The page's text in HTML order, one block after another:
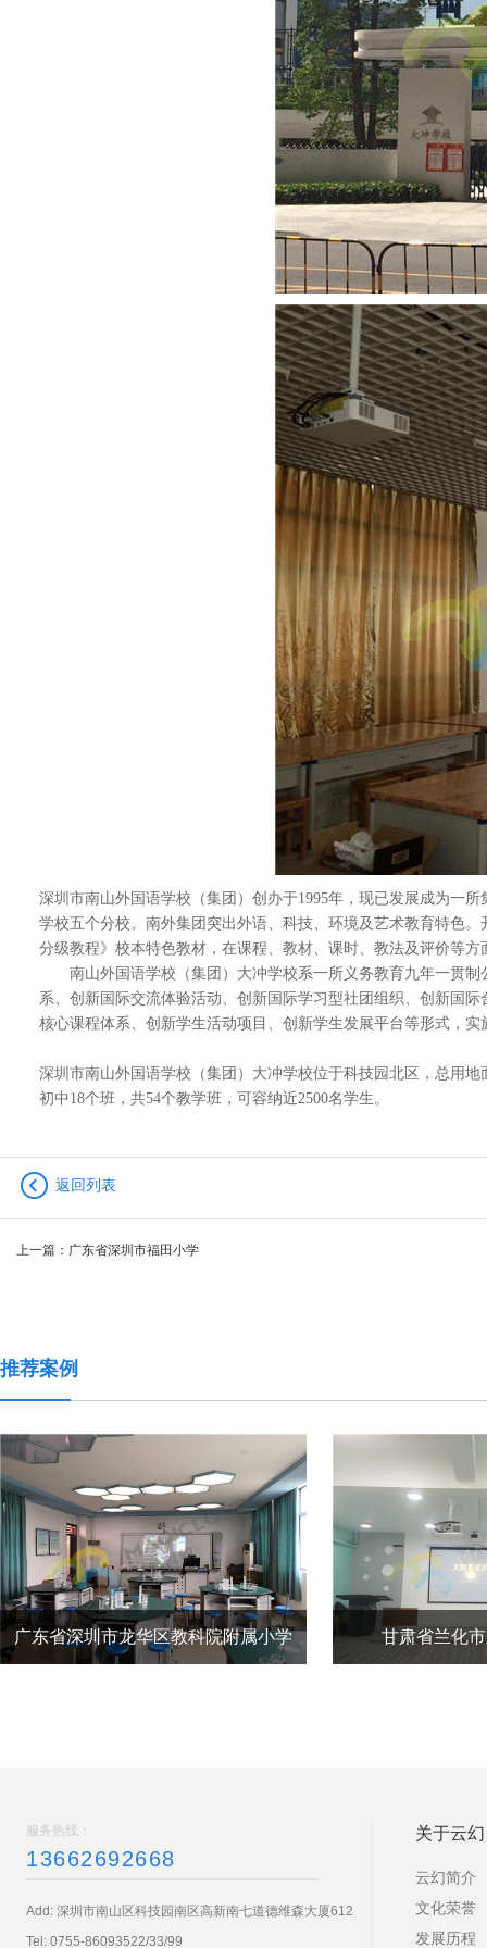
深圳市南山外国语学校（集团）创办于1995年，现已发展成为一
学校五个分校。南外集团突出外语、科技、环境及艺术教育特色
分级教程》校本特色教材，在课程、教材、课时、教法及评价等
南山外国语学校（集团）大冲学校系一所义务教育九年一贯制
系、创新国际交流体验活动、创新国际学习型社团组织、创新国
核心课程体系、创新学生活动项目、创新学生发展平台等形式，
深圳市南山外国语学校（集团）大冲学校位于科技园北区，总用地
初中18个班，共54个教学班，可容纳近2500名学生。
返回列表
上一篇： 广东省深圳市福田小学
推荐案例
市龙华区教科院附属小学 甘肃省兰化市兰化第一小
服务热线：
13662692668
Add: 深圳市南山区科技园南区高新南七道德维森大厦612
Tel: 0755-86093522/33/99
关于云幻
云幻简介
文化荣誉
发展历程